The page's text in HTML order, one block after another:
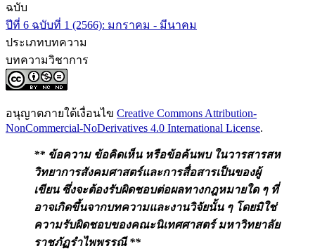
ฉบับ
ปีที่ 6 ฉบับที่ 1 (2566): มกราคม - มีนาคม
ประเภทบทความ
บทความวิชาการ
อนุญาตภายใต้เงื่อนไข Creative Commons Attribution-
NonCommercial-NoDerivatives 4.0 International License.
** ข้อความ ข้อคิดเห็น หรือข้อค้นพบ ในวารสารสห
วิทยาการสังคมศาสตร์และการสื่อสารเป็นของผู้
เขียน ซึ่งจะต้องรับผิดชอบต่อผลทางกฎหมายใด ๆ ที่
อาจเกิดขึ้นจากบทความและงานวิจัยนั้น ๆ โดยมิใช่
ความรับผิดชอบของคณะนิเทศศาสตร์ มหาวิทยาลัย
ราชภัฏรำไพพรรณี **